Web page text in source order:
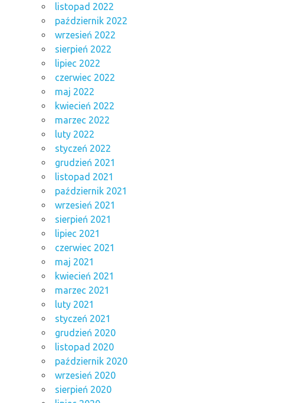
listopad 2022
październik 2022
wrzesień 2022
sierpień 2022
lipiec 2022
czerwiec 2022
maj 2022
kwiecień 2022
marzec 2022
luty 2022
styczeń 2022
grudzień 2021
listopad 2021
październik 2021
wrzesień 2021
sierpień 2021
lipiec 2021
czerwiec 2021
maj 2021
kwiecień 2021
marzec 2021
luty 2021
styczeń 2021
grudzień 2020
listopad 2020
październik 2020
wrzesień 2020
sierpień 2020